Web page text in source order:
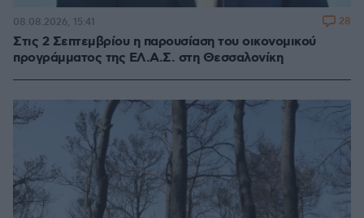
Στις 2 Σεπτεμβρίου η παρουσίαση του οικονομικού
προγράμματος της ΕΛ.Α.Σ. στη Θεσσαλονίκη
08.08.2026, 15:41 28